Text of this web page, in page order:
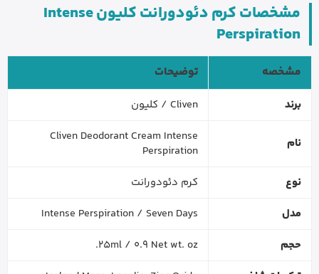
مشخصات کرم دئودورانت کلیون Intense
Perspiration
مشخصه توضیحات
برند Cliven / کلیون
نام
Cliven Deodorant Cream Intense
Perspiration
نوع
کرم دئودورانت
مدل
Intense Perspiration / Seven Days
حجم
25ml / 0.9 Net wt. oz.